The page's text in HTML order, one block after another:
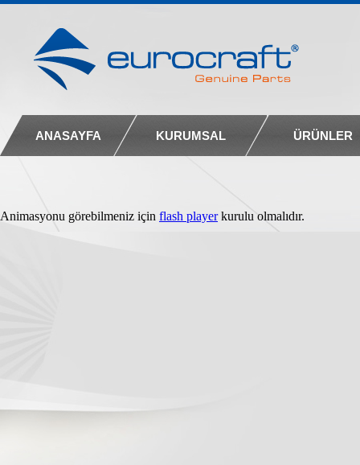
ANASAYFA KURUMSAL ÜRÜNLER
Animasyonu görebilmeniz için flash playerkurulu olmalıdır.